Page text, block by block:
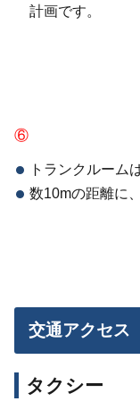
計画です。
⑥
トランクルーム
数10mの距離に
交通アクセス
タクシー